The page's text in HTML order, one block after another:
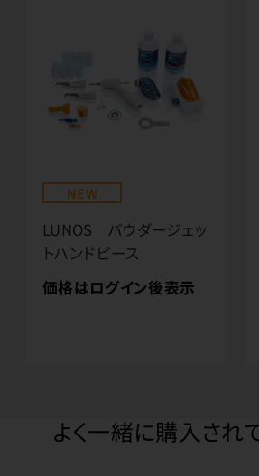
NEW
LUNOS パウダージェッ
トハンドピース
価格はログイン後表示
よく一緒に購入され